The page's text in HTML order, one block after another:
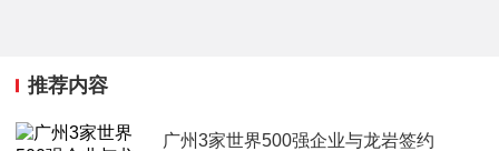
推荐内容
广州3家世界500强企业与龙岩签约